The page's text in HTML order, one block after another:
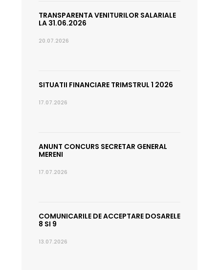
TRANSPARENTA VENITURILOR SALARIALE
LA 31.06.2026
20.07.2026
SITUATII FINANCIARE TRIMSTRUL 1 2026
17.07.2026
ANUNT CONCURS SECRETAR GENERAL
MERENI
17.07.2026
COMUNICARILE DE ACCEPTARE DOSARELE
8 SI 9
13.07.2026